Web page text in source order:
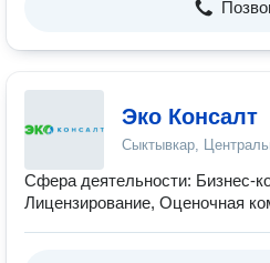
Эко Консалт
Сыктывкар,
Сфера деятельности: Бизнес-
Лицензирование, Оценочная